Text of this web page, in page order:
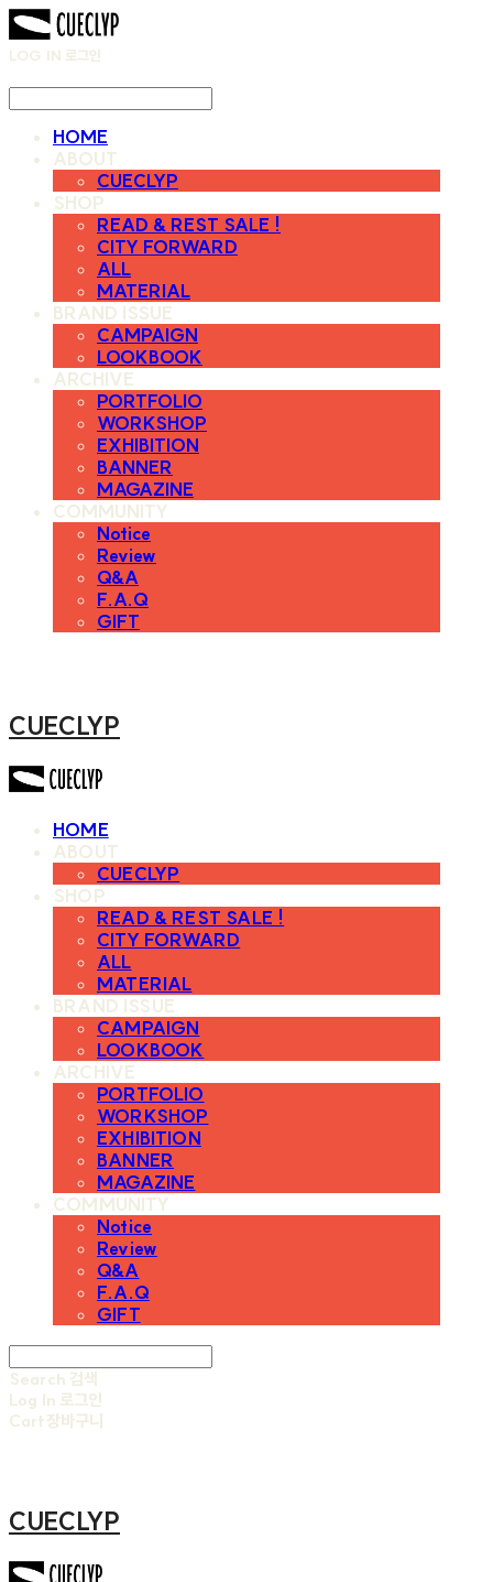
LOG IN 로그인
HOME
ABOUT
CUECLYP
SHOP
READ & REST SALE !
CITY FORWARD
ALL
MATERIAL
BRAND ISSUE
CAMPAIGN
LOOKBOOK
ARCHIVE
PORTFOLIO
WORKSHOP
EXHIBITION
BANNER
MAGAZINE
COMMUNITY
Notice
Review
Q&A
F.A.Q
GIFT
CUECLYP
HOME
ABOUT
CUECLYP
SHOP
READ & REST SALE !
CITY FORWARD
ALL
MATERIAL
BRAND ISSUE
CAMPAIGN
LOOKBOOK
ARCHIVE
PORTFOLIO
WORKSHOP
EXHIBITION
BANNER
MAGAZINE
COMMUNITY
Notice
Review
Q&A
F.A.Q
GIFT
Search 검색
Log In 로그인
Cart장바구니
CUECLYP